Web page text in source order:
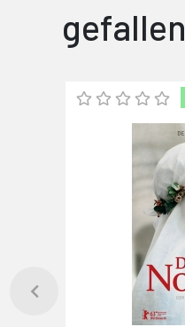
gefallen